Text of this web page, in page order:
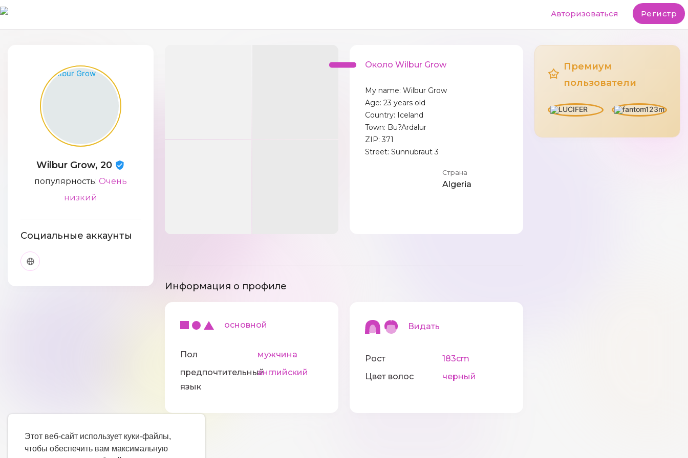
Этот веб-сайт использует куки-файлы,
чтобы обеспечить вам максимальную
Авторизоваться Регистр
Wilbur Grow, 20
популярность: Очень
низкий
Социальные аккаунты
Около Wilbur Grow
My name: Wilbur Grow
Age: 23 years old
Country: Iceland
Town: Bu?Ardalur
ZIP: 371
Street: Sunnubraut 3
Страна
Algeria
Информация о профиле
основной
Пол
мужчина
предпочтительный
язык
английский
Видать
Рост
183cm
Цвет волос
черный
Премиум
пользователи